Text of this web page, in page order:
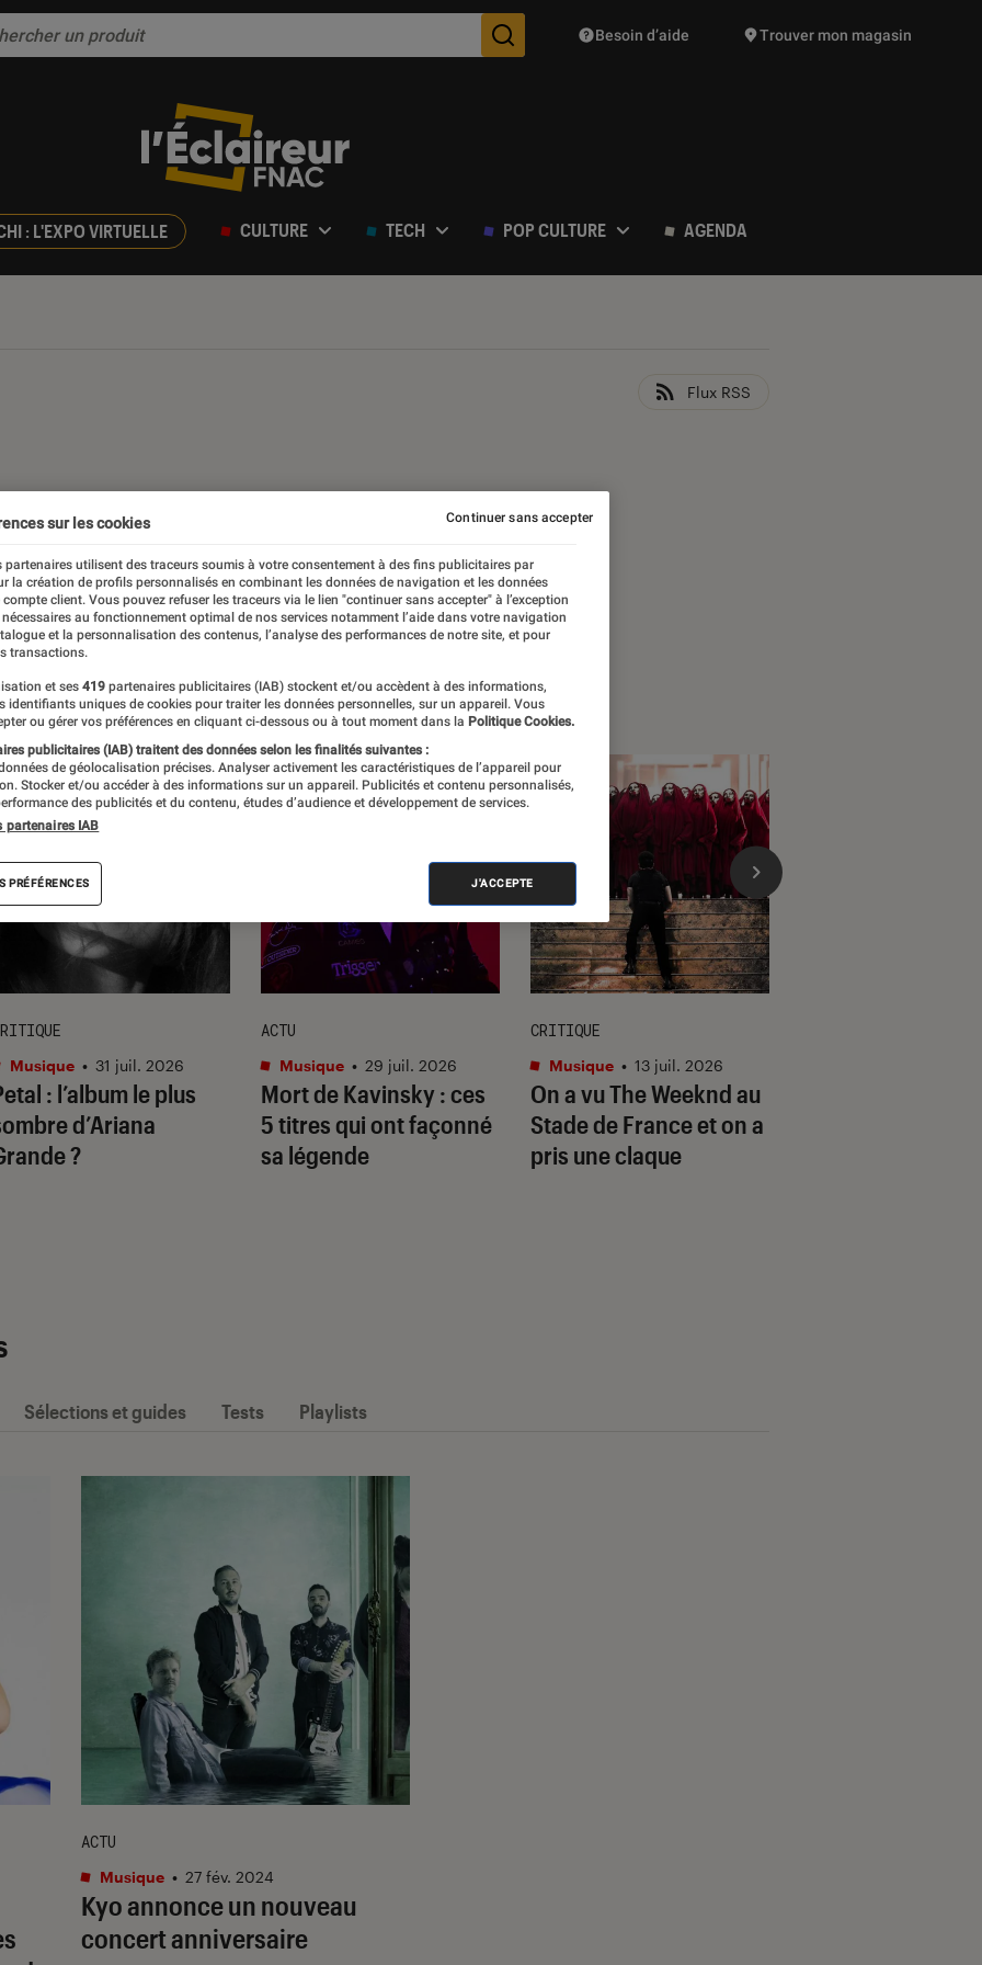
Des suggestions de produits vont vous être proposées
Besoin d’aide Trouver mon magasin
: L'EXPO VIRTUELLE CULTURE TECH POP CULTURE AGENDA
Flux RSS
Fnac. Découvrez les sorties du
des entretiens, des critiques d’albums,
enquêtes.
: l’album le plus
d’Ariana
?
Musique • 31 juil. 2026
Mort de Kavinsky : ces
5 titres qui ont façonné
sa légende
ACTU
Musique • 29 juil. 2026
On a vu The Weeknd au
Stade de France et on a
pris une claque
CRITIQUE
Musique • 13 juil. 2026
Sélections et guides Tests Playlists
Kyo annonce un nouveau
concert anniversaire
ACTU
Musique • 27 fév. 2024
sur les cookies
partenaires utilisent des traceurs soumis à votre consentement à des fins publicitaires par
la création de profils personnalisés en combinant les données de navigation et les données
compte client. Vous pouvez refuser les traceurs via le lien "continuer sans accepter" à l’exception
au fonctionnement optimal de nos services notamment l’aide dans votre navigation
et la personnalisation des contenus, l’analyse des performances de notre site, et pour
transactions.
et ses 419 partenaires publicitaires (IAB) stockent et/ou accèdent à des informations,
identifiants uniques de cookies pour traiter les données personnelles, sur un appareil. Vous
ou gérer vos préférences en cliquant ci-dessous ou à tout moment dans la Politique Cookies.
publicitaires (IAB) traitent des données selon les finalités suivantes :
de géolocalisation précises. Analyser activement les caractéristiques de l’appareil pour
Stocker et/ou accéder à des informations sur un appareil. Publicités et contenu personnalisés,
des publicités et du contenu, études d’audience et développement de services.
partenaires IAB
PRÉFÉRENCES J'ACCEPTE
Continuer sans accepter